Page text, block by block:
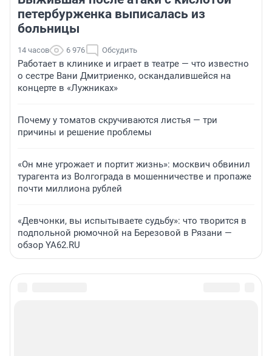
петербурженка выписалась из
больницы
14 часов 6 976 Обсудить
Работает в клинике и играет в театре — что известно
о сестре Вани Дмитриенко, оскандалившейся на
концерте в «Лужниках»
Почему у томатов скручиваются листья — три
причины и решение проблемы
«Он мне угрожает и портит жизнь»: москвич обвинил
турагента из Волгограда в мошенничестве и пропаже
почти миллиона рублей
«Девчонки, вы испытываете судьбу»: что творится в
подпольной рюмочной на Березовой в Рязани —
обзор YA62.RU